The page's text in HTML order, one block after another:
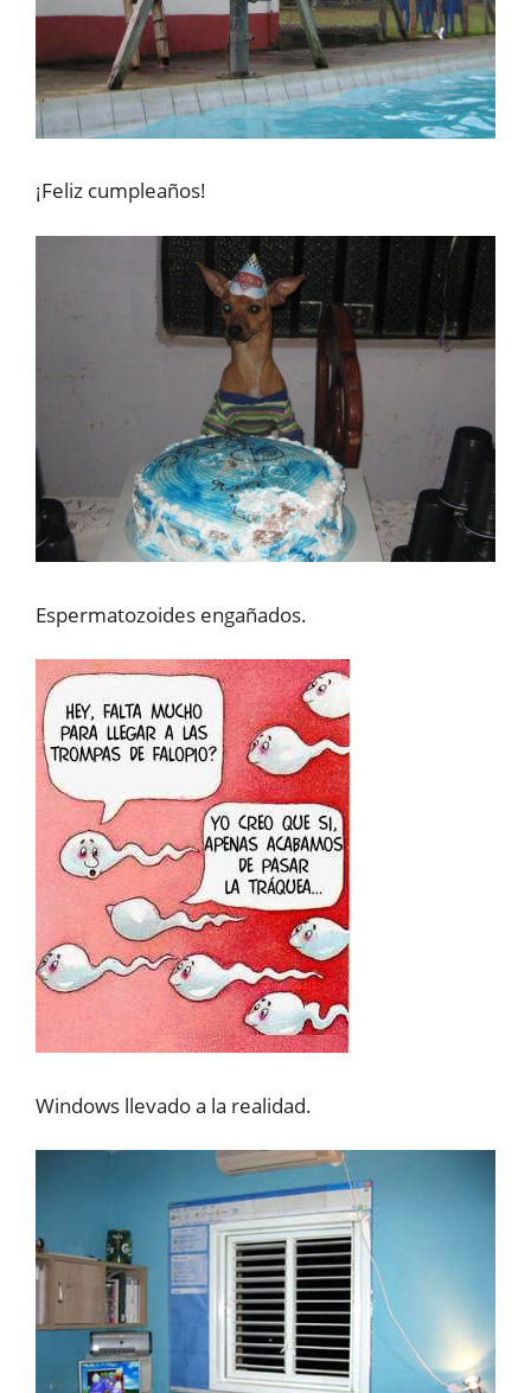
¡Feliz cumpleaños!
Espermatozoides engañados.
Windows llevado a la realidad.